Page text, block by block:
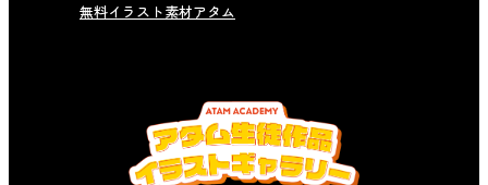
無料イラスト素材アタム